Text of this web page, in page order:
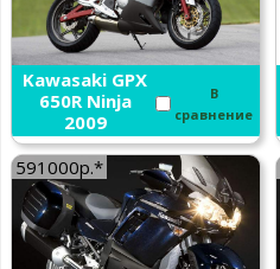
Kawasaki GPX
650R Ninja
2009
В
сравнение
591000р.*